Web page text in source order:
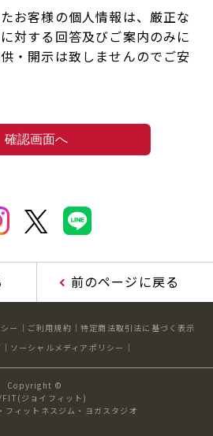
お客様の個人情報は、厳正な
対する回答及びご案内のみに
・開示は致しませんのでご安
前のページに戻る
ー ご利用規約
特定商法取引法に基づく表示
ソーシャルメディアポリシー
Copyright ©
ジョイフィット)
フィットネスジム・ヨガスタジオ